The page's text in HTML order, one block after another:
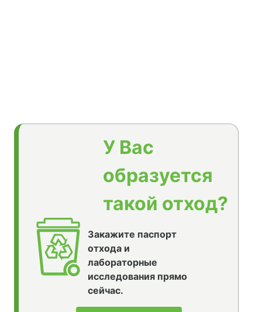
У Вас
образуется
такой отход?
Закажите паспорт
отхода и
лабораторные
исследования прямо
сейчас.